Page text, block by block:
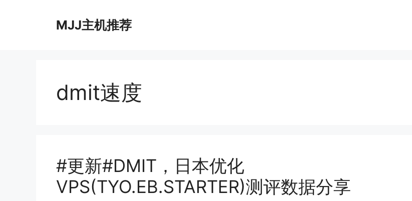
MJJ主机推荐
dmit速度
#更新#DMIT，日本优化
VPS(TYO.EB.STARTER)测评数据分享